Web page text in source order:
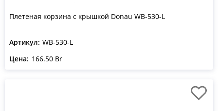
Плетеная корзина с крышкой Donau WB-530-L
Артикул: WB-530-L
Цена: 166.50 Br